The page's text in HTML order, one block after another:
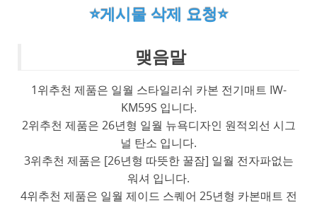
⭐게시물 삭제 요청⭐
맺음말
1위추천 제품은 일월 스타일리쉬 카본 전기매트 IW-
KM59S 입니다.
2위추천 제품은 26년형 일월 뉴욕디자인 원적외선 시그
널 탄소 입니다.
3위추천 제품은 [26년형 따뜻한 꿀잠] 일월 전자파없는
워셔 입니다.
4위추천 제품은 일월 제이드 스퀘어 25년형 카본매트 전